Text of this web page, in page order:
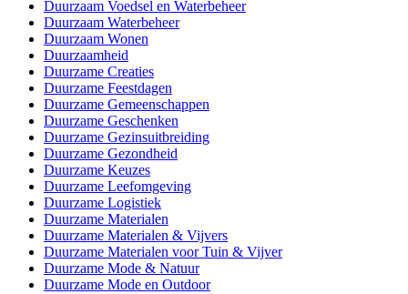
Duurzaam Voedsel en Waterbeheer
Duurzaam Waterbeheer
Duurzaam Wonen
Duurzaamheid
Duurzame Creaties
Duurzame Feestdagen
Duurzame Gemeenschappen
Duurzame Geschenken
Duurzame Gezinsuitbreiding
Duurzame Gezondheid
Duurzame Keuzes
Duurzame Leefomgeving
Duurzame Logistiek
Duurzame Materialen
Duurzame Materialen & Vijvers
Duurzame Materialen voor Tuin & Vijver
Duurzame Mode & Natuur
Duurzame Mode en Outdoor